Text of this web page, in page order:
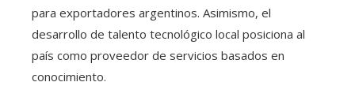
para exportadores argentinos. Asimismo, el
desarrollo de talento tecnológico local posiciona al
país como proveedor de servicios basados en
conocimiento.